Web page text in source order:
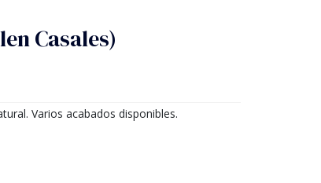
Casales)
Varios acabados disponibles.